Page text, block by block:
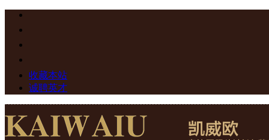
收藏本站
诚聘英才